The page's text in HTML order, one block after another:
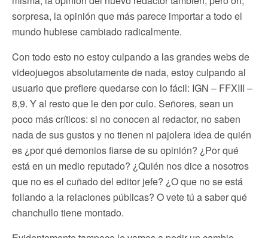
sorpresa, la opinión que más parece importar a todo el
mundo hubiese cambiado radicalmente.
Con todo esto no estoy culpando a las grandes webs de
videojuegos absolutamente de nada, estoy culpando al
usuario que prefiere quedarse con lo fácil: IGN – FFXIII –
8,9. Y al resto que le den por culo. Señores, sean un
poco más críticos: si no conocen al redactor, no saben
nada de sus gustos y no tienen ni pajolera idea de quién
es ¿por qué demonios fiarse de su opinión? ¿Por qué
está en un medio reputado? ¿Quién nos dice a nosotros
que no es el cuñado del editor jefe? ¿O que no se está
follando a la relaciones públicas? O vete tú a saber qué
chanchullo tiene montado.